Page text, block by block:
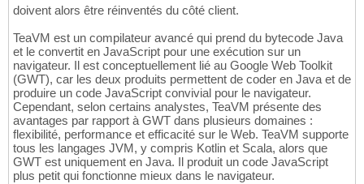
doivent alors être réinventés du côté client.
TeaVM est un compilateur avancé qui prend du bytecode Java
et le convertit en JavaScript pour une exécution sur un
navigateur. Il est conceptuellement lié au Google Web Toolkit
(GWT), car les deux produits permettent de coder en Java et de
produire un code JavaScript convivial pour le navigateur.
Cependant, selon certains analystes, TeaVM présente des
avantages par rapport à GWT dans plusieurs domaines :
flexibilité, performance et efficacité sur le Web. TeaVM supporte
tous les langages JVM, y compris Kotlin et Scala, alors que
GWT est uniquement en Java. Il produit un code JavaScript
plus petit qui fonctionne mieux dans le navigateur.